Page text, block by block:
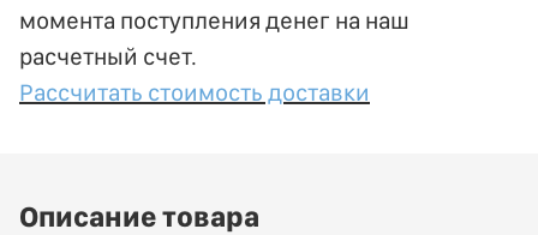
момента поступления денег на наш
расчетный счет.
Рассчитать стоимость доставки
Описание товара